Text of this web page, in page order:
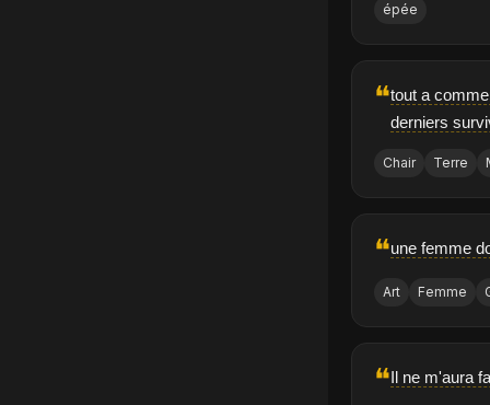
épée
❝tout a
derniers
Chair Terre
❝une femme
Art Femme
❝Il ne m'aura